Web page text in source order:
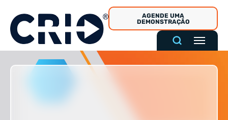
para
conteúdo
AGENDE UMA
DEMONSTRAÇÃO